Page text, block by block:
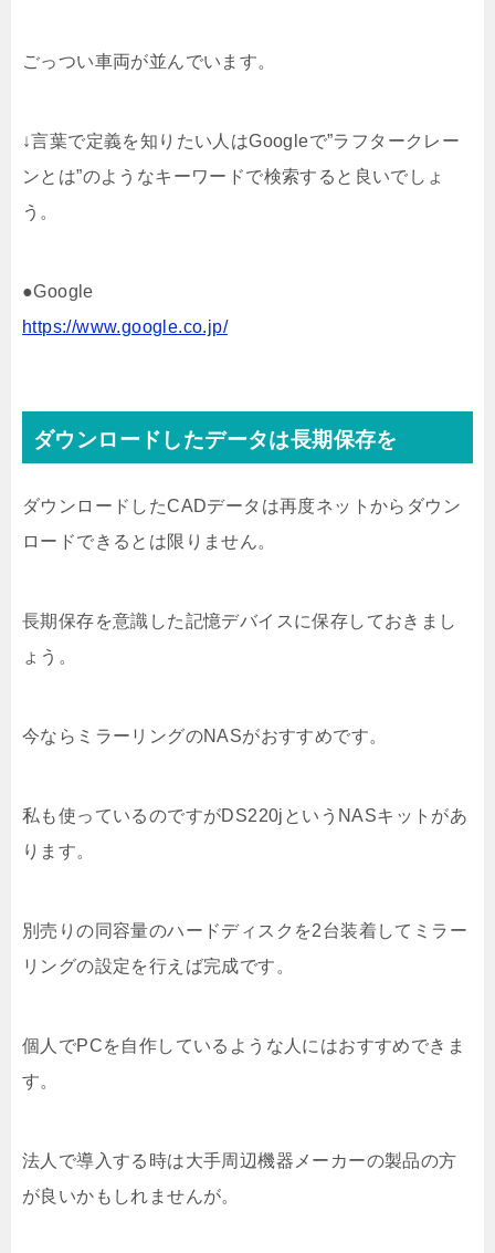
ごっつい車両が並んでいます。
↓言葉で定義を知りたい人はGoogleで”ラフタークレー
ンとは”のようなキーワードで検索すると良いでしょ
う。
●Google
https://www.google.co.jp/
ダウンロードしたデータは長期保存を
ダウンロードしたCADデータは再度ネットからダウン
ロードできるとは限りません。
長期保存を意識した記憶デバイスに保存しておきまし
ょう。
今ならミラーリングのNASがおすすめです。
私も使っているのですがDS220jというNASキットがあ
ります。
別売りの同容量のハードディスクを2台装着してミラー
リングの設定を行えば完成です。
個人でPCを自作しているような人にはおすすめできま
す。
法人で導入する時は大手周辺機器メーカーの製品の方
が良いかもしれませんが。